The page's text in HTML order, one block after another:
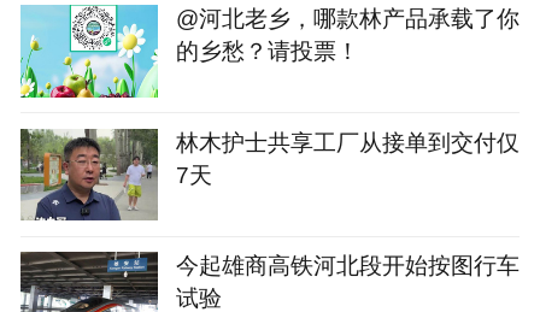
@河北老乡，哪款林产品承载了你
的乡愁？请投票！
林木护士共享工厂从接单到交付仅
7天
今起雄商高铁河北段开始按图行车
试验